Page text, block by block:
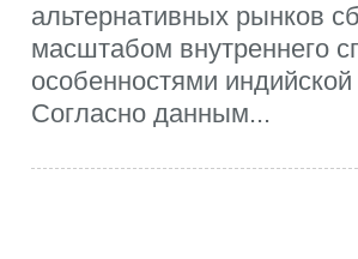
альтернативных рынков
масштабом внутреннего
особенностями
Согласно данным...